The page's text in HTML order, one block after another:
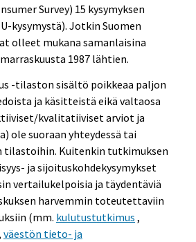
Survey) 15 kysymyksen
kysymystä). Jotkin Suomen
olleet mukana samanlaisina
1987 lähtien.
-tilaston sisältö poikkeaa paljon
ja käsitteistä eikä valtaosa
kvalitatiiviset arviot ja
ole suoraan yhteydessä tai
tilastoihin. Kuitenkin tutkimuksen
ja sijoituskohdekysymykset
vertailukelpoisia ja täydentäviä
harvemmin toteutettaviin
(mm. kulutustutkimus ,
väestön tieto- ja